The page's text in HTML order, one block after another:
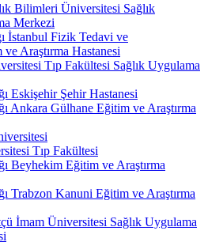
Bilimleri Üniversitesi Sağlık
Merkezi
İstanbul Fizik Tedavi ve
Araştırma Hastanesi
Tıp Fakültesi Sağlık Uygulama
Eskişehir Şehir Hastanesi
Ankara Gülhane Eğitim ve Araştırma
Tıp Fakültesi
Beyhekim Eğitim ve Araştırma
Trabzon Kanuni Eğitim ve Araştırma
İmam Üniversitesi Sağlık Uygulama